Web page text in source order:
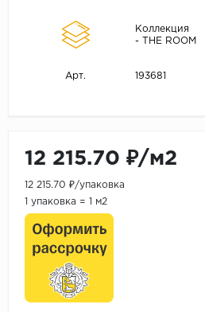
Коллекция
- THE ROOM
Арт. 193681
12 215.70 ₽/м2
12 215.70 ₽/упаковка
1 упаковка = 1 м2